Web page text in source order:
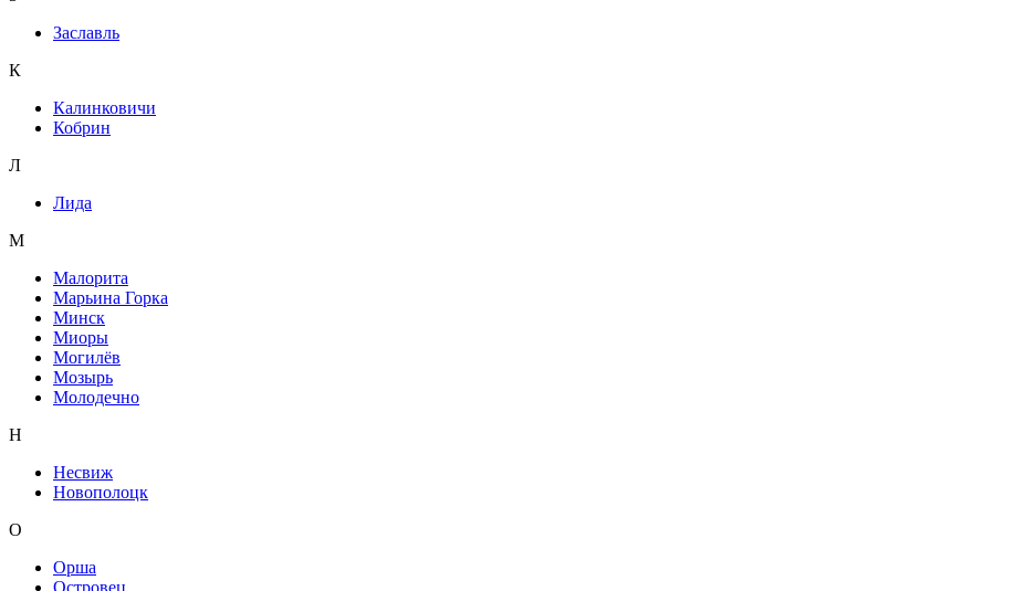
Заславль
К
Калинковичи
Кобрин
Л
Лида
М
Малорита
Марьина Горка
Минск
Миоры
Могилёв
Мозырь
Молодечно
Н
Несвиж
Новополоцк
О
Орша
Островец